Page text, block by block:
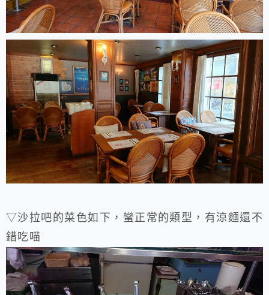
▽沙拉吧的菜色如下，蠻正常的類型，有涼麵還不
錯吃喵